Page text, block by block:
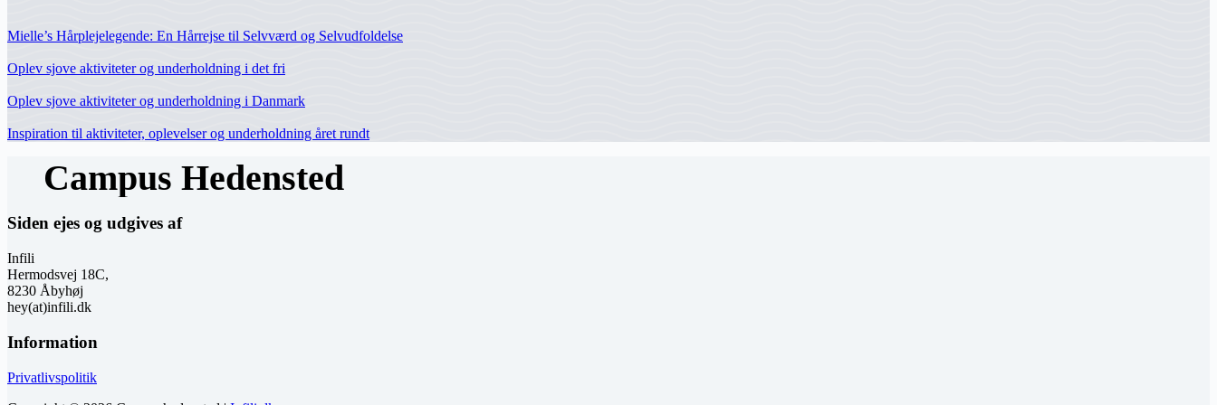
Mielle’s Hårplejelegende: En Hårrejse til Selvværd og Selvudfoldelse
Oplev sjove aktiviteter og underholdning i det fri
Oplev sjove aktiviteter og underholdning i Danmark
Inspiration til aktiviteter, oplevelser og underholdning året rundt
Siden ejes og udgives af
Infili
Hermodsvej 18C,
8230 Åbyhøj
hey(at)infili.dk
Information
Privatlivspolitik